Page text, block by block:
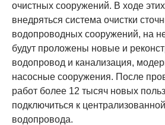
очистных сооружений. В ходе
внедряться система очистки
водопроводных сооружений, на
будут проложены новые и
водопровод и канализация,
насосные сооружения. После
работ более 12 тысяч новых
подключиться к
водопровода.